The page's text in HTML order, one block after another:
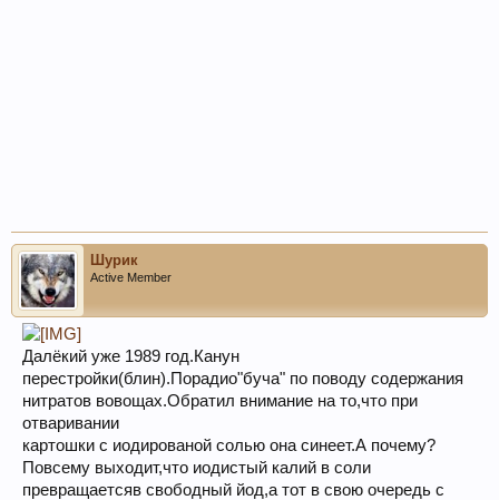
Шурик
Active Member
Далёкий уже 1989 год.Канун
перестройки(блин).Порадио"буча" по поводу содержания
нитратов вовощах.Обратил внимание на то,что при
отваривании
картошки с иодированой солью она синеет.А почему?
Повсему выходит,что иодистый калий в соли
превращаетсяв свободный йод,а тот в свою очередь с